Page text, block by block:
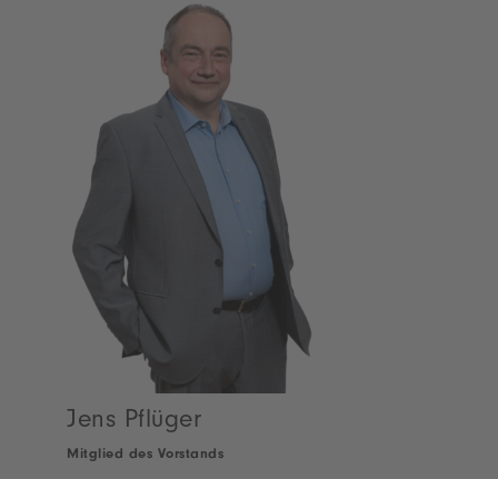
Jens Pflüger
Mitglied des Vorstands